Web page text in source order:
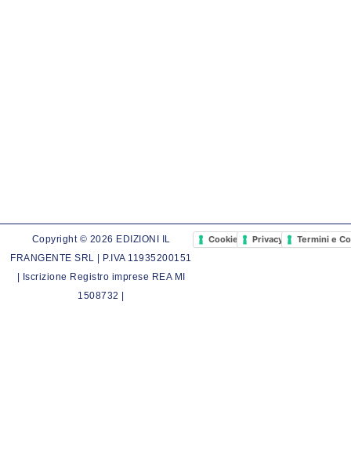
Copyright © 2026 EDIZIONI IL
FRANGENTE SRL | P.IVA 11935200151
| Iscrizione Registro imprese REA MI
1508732 |
Cookie PolicyPrivacy PolicyTermini e